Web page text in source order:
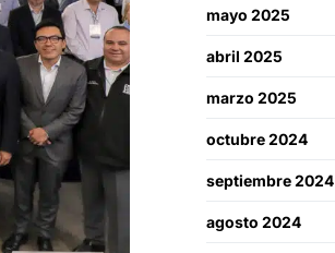
mayo 2025
abril 2025
marzo 2025
octubre 2024
septiembre 2024
agosto 2024